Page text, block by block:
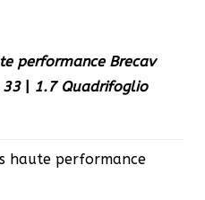
performance Brecav
33
1.7 Quadrifoglio
haute performance